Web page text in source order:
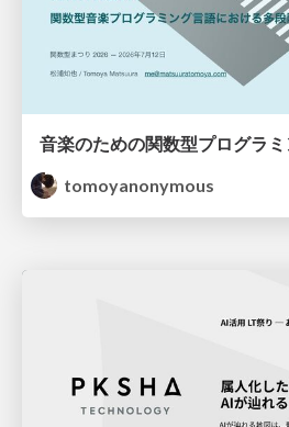
tomoyanonymous